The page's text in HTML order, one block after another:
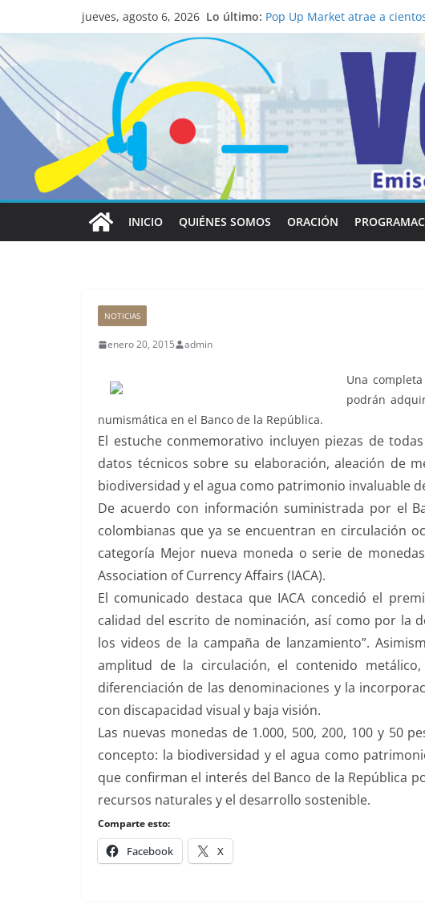
jueves, agosto 6, 2026 Lo último: Pop Up Market atrae a
economía local
familia
Lo que tienen en común la
Papa León XIV
Realizadores de Vox Dei
institucional y habilidades
La ciencia desvela los 5
católico para convertirse en
INICIO QUIÉNES SOMOS ORACIÓN
NOTICIAS
enero 20, 2015 admin
Una
podrán
numismática en el Banco de la República.
El estuche conmemorativo incluyen piezas de
datos técnicos sobre su elaboración, aleación de
biodiversidad y el agua como patrimonio invaluable
De acuerdo con información suministrada por el
colombianas que ya se encuentran en circulación
categoría Mejor nueva moneda o serie de
Association of Currency Affairs (IACA).
El comunicado destaca que IACA concedió el
calidad del escrito de nominación, así como por la
los videos de la campaña de lanzamiento”.
amplitud de la circulación, el contenido
diferenciación de las denominaciones y la
con discapacidad visual y baja visión.
Las nuevas monedas de 1.000, 500, 200, 100 y 50
concepto: la biodiversidad y el agua como
que confirman el interés del Banco de la República
recursos naturales y el desarrollo sostenible.
Comparte esto:
Facebook X